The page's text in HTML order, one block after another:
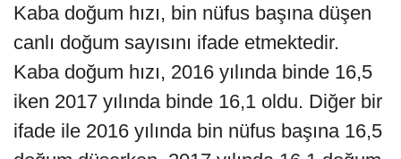
Kaba doğum hızı, bin nüfus başına düşen
canlı doğum sayısını ifade etmektedir.
Kaba doğum hızı, 2016 yılında binde 16,5
iken 2017 yılında binde 16,1 oldu. Diğer bir
ifade ile 2016 yılında bin nüfus başına 16,5